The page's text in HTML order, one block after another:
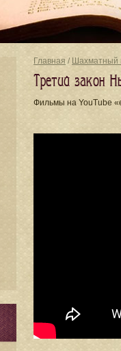
Главная / Шахматный
Третий закон
Фильмы на YouTube